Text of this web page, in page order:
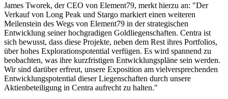
James Tworek, der CEO von Element79, merkt hierzu an: "Der
Verkauf von Long Peak und Stargo markiert einen weiteren
Meilenstein des Wegs von Element79 in der strategischen
Entwicklung seiner hochgradigen Goldliegenschaften. Centra ist
sich bewusst, dass diese Projekte, neben dem Rest ihres Portfolios,
über hohes Explorationspotential verfügen. Es wird spannend zu
beobachten, was ihre kurzfristigen Entwicklungspläne sein werden.
Wir sind darüber erfreut, unsere Exposition am vielversprechenden
Entwicklungspotential dieser Liegenschaften durch unsere
Aktienbeteiligung in Centra aufrecht zu halten."